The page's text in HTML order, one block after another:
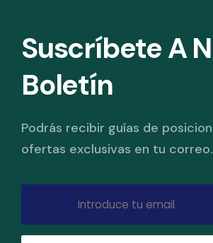
Suscríbete A
Boletín
Podrás recibir guías de
ofertas exclusivas en tu correo.